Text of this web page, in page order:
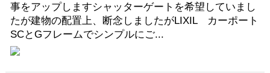
事をアップしますシャッターゲートを希望していまし
たが建物の配置上、断念しましたがLIXIL カーポート
SCとGフレームでシンプルにご...